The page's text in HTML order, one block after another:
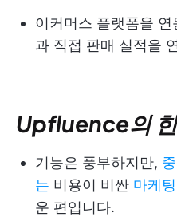
이커머스 플랫폼을
과 직접 판매 실적을
Upfluence의
기능은 풍부하지만,
는 비용이 비싼 마케
운 편입니다.